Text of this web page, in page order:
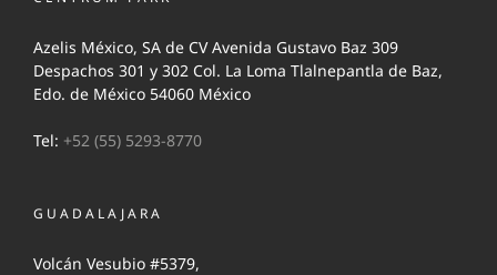
Azelis México, SA de CV Avenida Gustavo Baz 309
Despachos 301 y 302 Col. La Loma Tlalnepantla de Baz,
Edo. de México 54060 México
Tel: +52 (55) 5293-8770
GUADALAJARA
Volcán Vesubio #5379,